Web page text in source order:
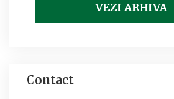
VEZI ARHIVA
Contact